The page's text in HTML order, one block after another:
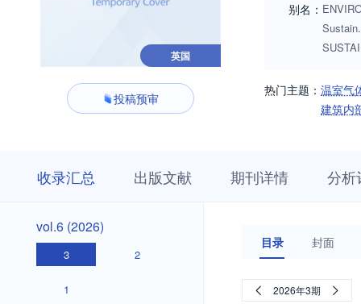
英国
投稿预审
别名：
热门主题： 温室气
建筑内
收录汇总 出版文献 期刊详情 分析
vol.6
(2026)
vol.6 (2026)
3 2
1
目录 封面
2026年3期